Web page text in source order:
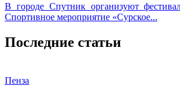
В городе Спутник организуют
Спортивное мероприятие «Сурское...
Последние статьи
Пенза